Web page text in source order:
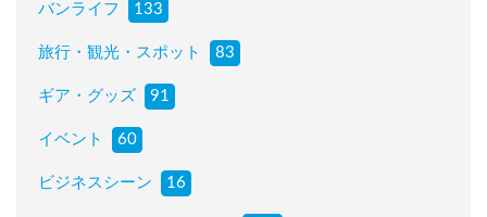
バンライフ 133
旅行・観光・スポット 83
ギア・グッズ 91
イベント 60
ビジネスシーン 16